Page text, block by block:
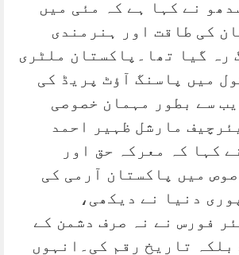
نے کہا ہے کہ مئی میں
کی طاقت اور ہنرمندی
رہ گیا تھا۔پاکستان ملٹری
میں پاسنگ آؤٹ پریڈ کی
سے بطور مہمان خصوصی
مارشل ظہیر احمد
کہا کہ معرکہ حق اور
میں پاکستان آرمی کی
دنیا نے دیکھی،
فورس نے نہ صرف دشمن کے
بلکہ تاریخ رقم کی۔انہوں